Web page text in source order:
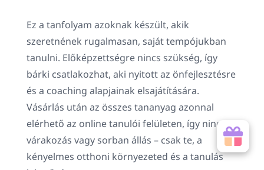
Ez a tanfolyam azoknak készült, akik
szeretnének rugalmasan, saját tempójukban
tanulni. Előképzettségre nincs szükség, így
bárki csatlakozhat, aki nyitott az önfejlesztésre
és a coaching alapjainak elsajátítására.
Vásárlás után az összes tananyag azonnal
elérhető az online tanulói felületen, így nincs
várakozás vagy sorban állás – csak te, a
kényelmes otthoni környezeted és a tanulás